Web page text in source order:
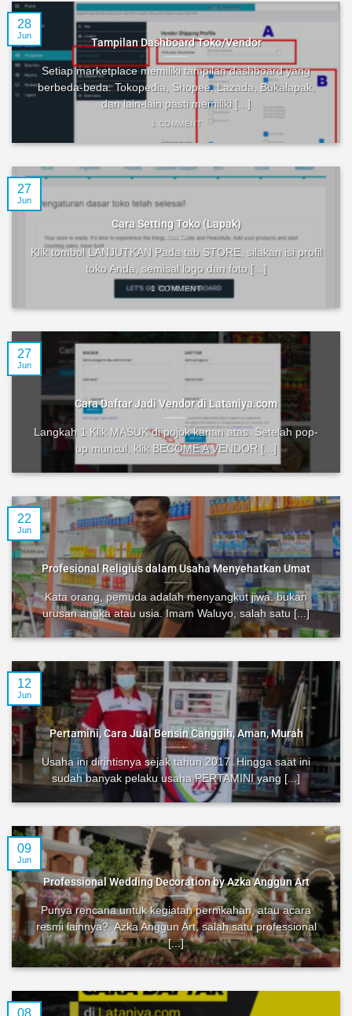
Tampilan Dashboard Toko/Vendor
Setiap marketplace memiliki tampilan dashboard yang
berbeda-beda. Tokopedia, Shopee, Lazada, Bukalapak,
dan lain-lain pasti memiliki [...]
1 COMMENT
28
Jun
Cara Setting Toko (Lapak)
Klik tombol LANJUTKAN Pada tab STORE, silakan isi profil
toko Anda, semisal logo dan foto [...]
1 COMMENT
27
Jun
Cara Daftar Jadi Vendor di Lataniya.com
Langkah 1 Klik MASUK di pojok kanan atas. Setelah pop-
up muncul, klik BECOME A VENDOR [...]
27
Jun
Profesional Religius dalam Usaha Menyehatkan Umat
Kata orang, pemuda adalah menyangkut jiwa, bukan
urusan angka atau usia. Imam Waluyo, salah satu [...]
22
Jun
Pertamini, Cara Jual Bensin Canggih, Aman, Murah
Usaha ini dirintisnya sejak tahun 2017. Hingga saat ini
sudah banyak pelaku usaha PERTAMINI yang [...]
12
Jun
Professional Wedding Decoration by Azka Anggun Art
Punya rencana untuk kegiatan pernikahan, atau acara
resmi lainnya?. Azka Anggun Art, salah satu professional
[...]
09
Jun
08